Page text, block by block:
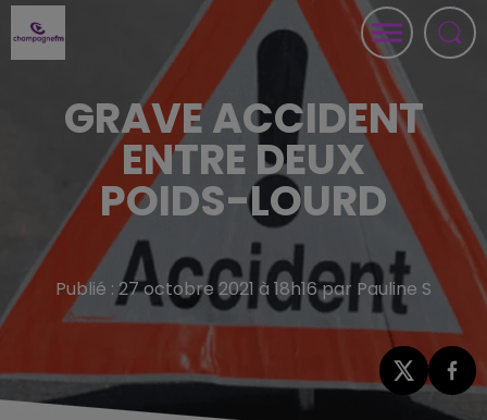
GRAVE ACCIDENT
ENTRE DEUX
POIDS-LOURD
Publié : 27 octobre 2021 à 18h16 par Pauline S